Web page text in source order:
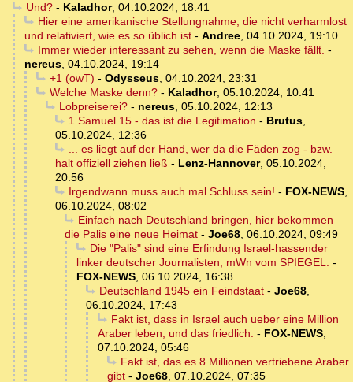
Und?- Kaladhor, 04.10.2024, 18:41
Hier eine amerikanische Stellungnahme, die nicht verharmlost
und relativiert, wie es so üblich ist - Andree, 04.10.2024, 19:10
Immer wieder interessant zu sehen, wenn die Maske fällt. -
nereus, 04.10.2024, 19:14
+1 (owT) - Odysseus, 04.10.2024, 23:31
Welche Maske denn?- Kaladhor, 05.10.2024, 10:41
Lobpreiserei?- nereus, 05.10.2024, 12:13
1.Samuel 15 - das ist die Legitimation - Brutus,
05.10.2024, 12:36
... es liegt auf der Hand, wer da die Fäden zog - bzw.
halt offiziell ziehen ließ - Lenz-Hannover, 05.10.2024,
20:56
Irgendwann muss auch mal Schluss sein! - FOX-NEWS,
06.10.2024, 08:02
Einfach nach Deutschland bringen, hier bekommen
die Palis eine neue Heimat - Joe68, 06.10.2024, 09:49
Die "Palis" sind eine Erfindung Israel-hassender
linker deutscher Journalisten, mWn vom SPIEGEL. -
FOX-NEWS, 06.10.2024, 16:38
Deutschland 1945 ein Feindstaat- Joe68,
06.10.2024, 17:43
Fakt ist, dass in Israel auch ueber eine Million
Araber leben, und das friedlich. - FOX-NEWS,
07.10.2024, 05:46
Fakt ist, das es 8 Millionen vertriebene Araber
gibt - Joe68, 07.10.2024, 07:35